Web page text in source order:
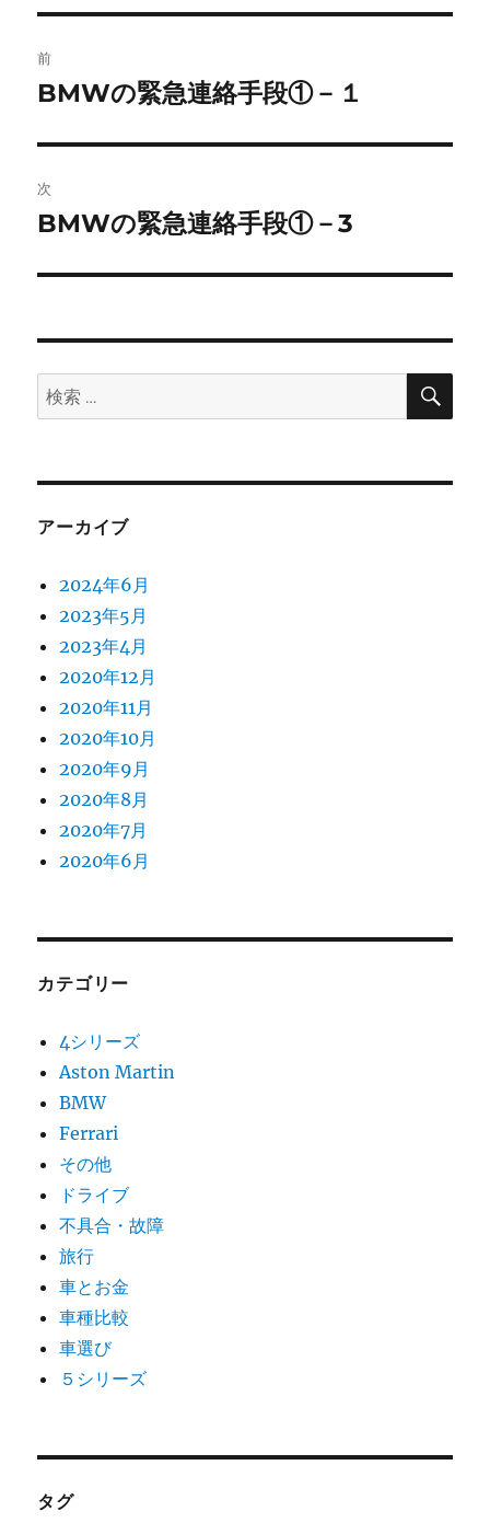
稿
ビ
ゲ
ー
ン
前
前
投
稿:
BMWの緊急連絡手段①－１
次
次
投
BMWの緊急連絡手段①－3
検
索:
検
アーカイブ
2024年6月
2023年5月
2023年4月
2020年12月
2020年11月
2020年10月
2020年9月
2020年8月
2020年7月
2020年6月
カテゴリー
4シリーズ
Aston Martin
BMW
Ferrari
その他
ドライブ
不具合・故障
旅行
車とお金
車種比較
車選び
５シリーズ
タグ